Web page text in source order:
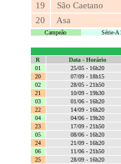
19
São Caetano
20
Asa
Campeão Série-A
R
Data - Horário
01
25/05 - 16h20
20
07/09 - 18h15
02
28/05 - 21h50
21
10/09 - 19h30
03
01/06 - 16h20
22
14/09 - 16h20
04
04/06 - 19h20
23
17/09 - 21h50
05
08/06 - 16h20
24
21/09 - 16h20
06
11/06 - 21h50
25
28/09 - 16h20